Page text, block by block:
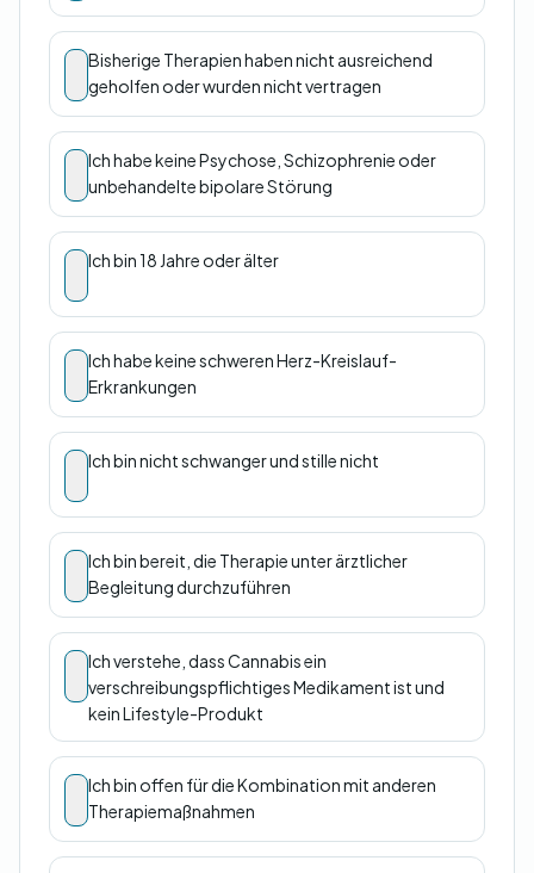
Bisherige Therapien haben nicht ausreichend
geholfen oder wurden nicht vertragen
Ich habe keine Psychose, Schizophrenie oder
unbehandelte bipolare Störung
Ich bin 18 Jahre oder älter
Ich habe keine schweren Herz-Kreislauf-
Erkrankungen
Ich bin nicht schwanger und stille nicht
Ich bin bereit, die Therapie unter ärztlicher
Begleitung durchzuführen
Ich verstehe, dass Cannabis ein
verschreibungspflichtiges Medikament ist und
kein Lifestyle-Produkt
Ich bin offen für die Kombination mit anderen
Therapiemaßnahmen